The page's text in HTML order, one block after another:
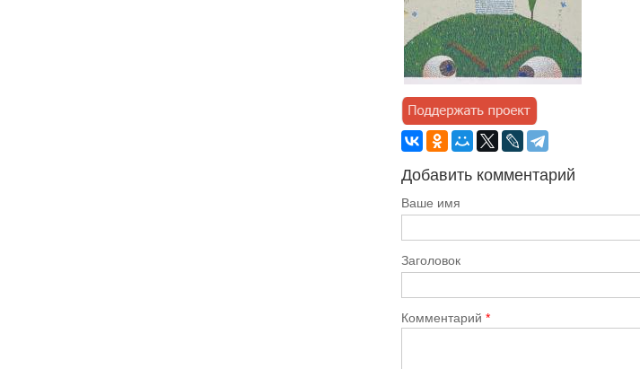
Добавить комментарий
Ваше имя
Заголовок
Комментарий*